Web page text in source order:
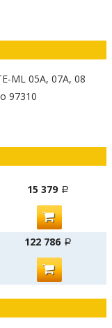
ML 05A, 07A, 08
97310
15 379
122 786